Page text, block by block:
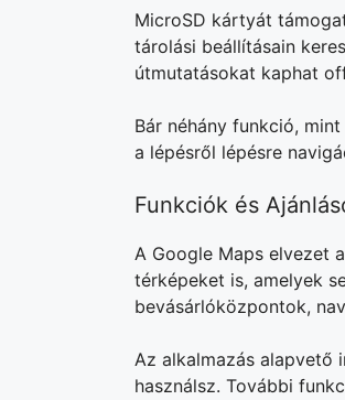
MicroSD kártyát
tárolási beállításain
útmutatásokat kaphat
Bár néhány funkció,
a lépésről lépésre
Funkciók és
A Google Maps elvezet
térképeket is, amelyek
bevásárlóközpontok,
Az alkalmazás alapvető
használsz. További